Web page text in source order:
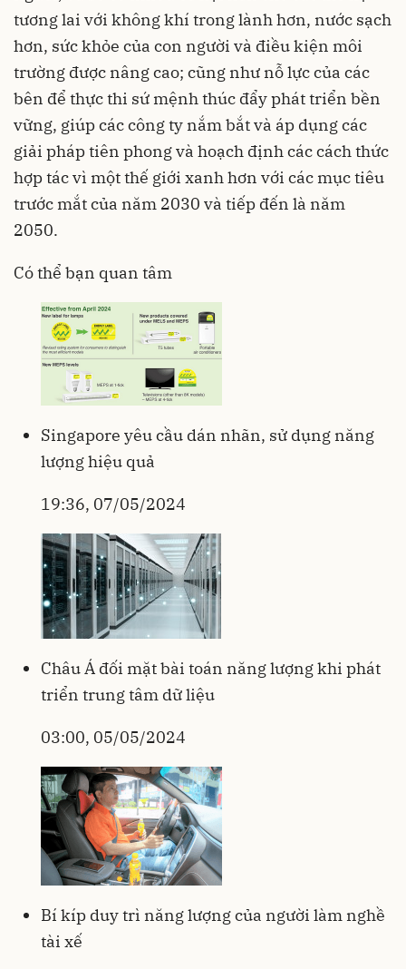
tương lai với không khí trong lành hơn, nước sạch
hơn, sức khỏe của con người và điều kiện môi
trường được nâng cao; cũng như nỗ lực của các
bên để thực thi sứ mệnh thúc đẩy phát triển bền
vững, giúp các công ty nắm bắt và áp dụng các
giải pháp tiên phong và hoạch định các cách thức
hợp tác vì một thế giới xanh hơn với các mục tiêu
trước mắt của năm 2030 và tiếp đến là năm
2050.
Có thể bạn quan tâm
Singapore yêu cầu dán nhãn, sử dụng năng
lượng hiệu quả
19:36, 07/05/2024
Châu Á đối mặt bài toán năng lượng khi phát
triển trung tâm dữ liệu
03:00, 05/05/2024
Bí kíp duy trì năng lượng của người làm nghề
tài xế